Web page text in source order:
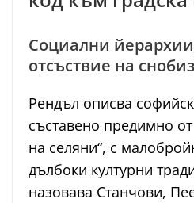
Социални
отсъствие на
Рендъл описва
съставено предимно
на селяни“, с
дълбоки културни
назовава Станчови,